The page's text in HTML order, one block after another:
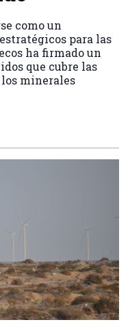
como un
para las
ha firmado un
que cubre las
minerales